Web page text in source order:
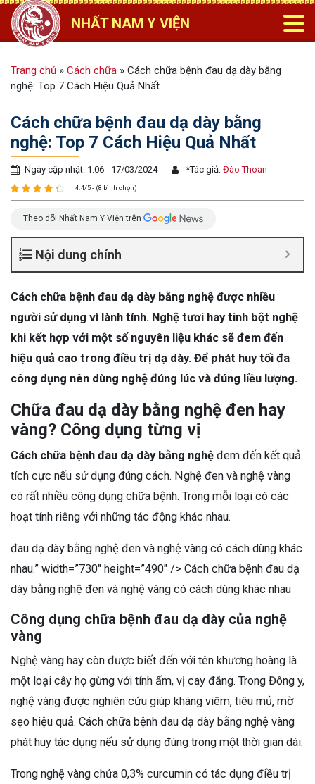
NHẤT NAM Y VIỆN
Trang chủ » Cách chữa » Cách chữa bệnh đau dạ dày bằng
nghệ: Top 7 Cách Hiệu Quả Nhất
Cách chữa bệnh đau dạ dày bằng
nghệ: Top 7 Cách Hiệu Quả Nhất
Ngày cập nhật: 1:06 - 17/03/2024 *Tác giả: Đào Thoan
4.4/5 - (8 bình chọn)
Theo dõi Nhất Nam Y Viện trên
Nội dung chính
Cách chữa bệnh đau dạ dày bằng nghệ được nhiều
người sử dụng vì lành tính. Nghệ tươi hay tinh bột nghệ
khi kết hợp với một số nguyên liệu khác sẽ đem đến
hiệu quả cao trong điều trị dạ dày. Để phát huy tối đa
công dụng nên dùng nghệ đúng lúc và đúng liều lượng.
Chữa đau dạ dày bằng nghệ đen hay
vàng? Công dụng từng vị
Cách chữa bệnh đau dạ dày bằng nghệ đem đến kết quả
tích cực nếu sử dụng đúng cách. Nghệ đen và nghệ vàng
có rất nhiều công dụng chữa bệnh. Trong mỗi loại có các
hoạt tính riêng với những tác động khác nhau.
đau dạ dày bằng nghệ đen và nghệ vàng có cách dùng khác
nhau.” width=”730″ height=”490″ /> Cách chữa bệnh đau dạ
dày bằng nghệ đen và nghệ vàng có cách dùng khác nhau
Công dụng chữa bệnh đau dạ dày của nghệ
vàng
Nghệ vàng hay còn được biết đến với tên khương hoàng là
một loại cây họ gừng với tính ấm, vị cay đắng. Trong Đông y,
nghệ vàng được nghiên cứu giúp kháng viêm, tiêu mủ, mờ
sẹo hiệu quả. Cách chữa bệnh đau dạ dày bằng nghệ vàng
phát huy tác dụng nếu sử dụng đúng trong một thời gian dài.
Trong nghệ vàng chứa 0,3% curcumin có tác dụng điều trị